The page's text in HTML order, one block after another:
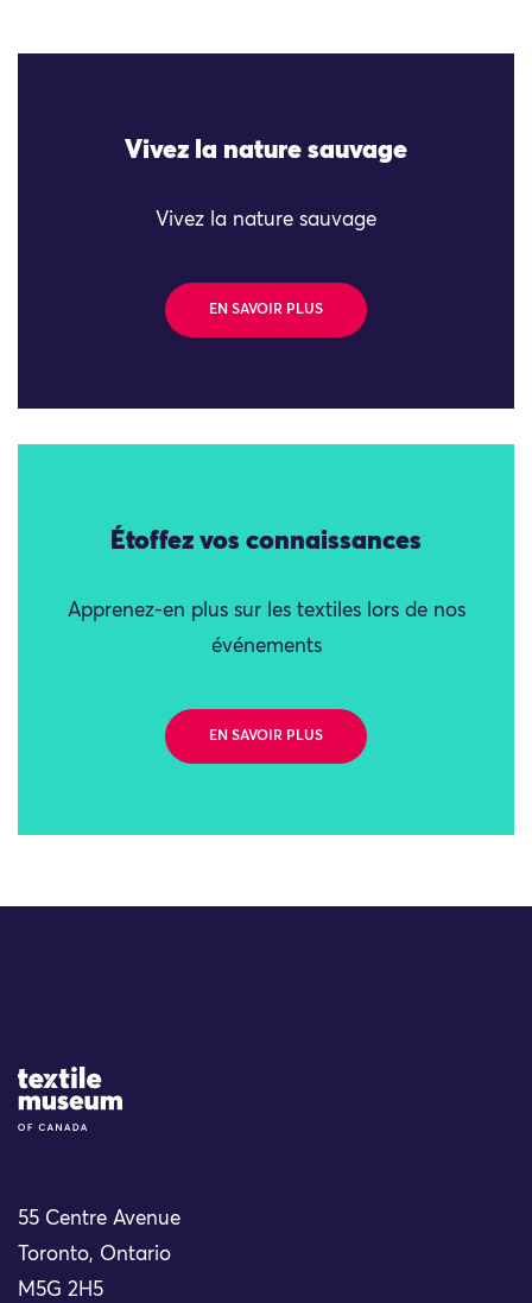
Vivez la nature sauvage
Vivez la nature sauvage
EN SAVOIR PLUS
Étoffez vos connaissances
Apprenez-en plus sur les textiles lors de nos
événements
EN SAVOIR PLUS
Site Logo
55 Centre Avenue
Toronto, Ontario
M5G 2H5